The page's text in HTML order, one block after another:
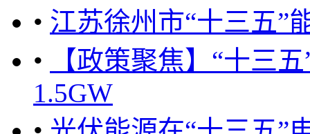
• 江苏徐州市“十三五”
•
【政策聚焦】“十三
1.5GW